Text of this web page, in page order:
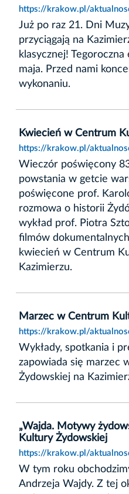
https://krakow.pl/
Już po raz 21. Dni
przyciągają na
klasycznej!
maja. Przed nami
wykonaniu.
Kwiecień w Centrum
https://krakow.pl/
Wieczór poświęcony
powstania w getcie
poświęcone prof.
rozmowa o historii
wykład prof. Piotra
filmów
kwiecień w Centrum
Kazimierzu.
Marzec w Centrum
https://krakow.pl/
Wykłady, spotkania i
zapowiada się marzec
Żydowskiej na
„Wajda. Motywy
Kultury Żydowskiej
https://krakow.pl/
W tym roku
Andrzeja Wajdy. Z tej